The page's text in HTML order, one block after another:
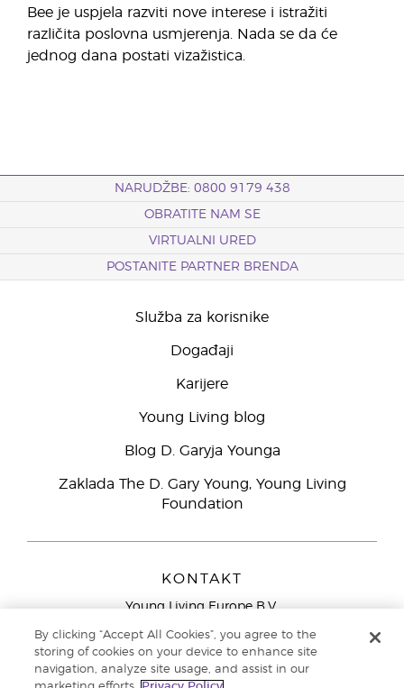
Bee je uspjela razviti nove interese i istražiti
različita poslovna usmjerenja. Nada se da će
jednog dana postati vizažistica.
NARUDŽBE: 0800 9179 438
OBRATITE NAM SE
VIRTUALNI URED
POSTANITE PARTNER BRENDA
Služba za korisnike
Događaji
Karijere
Young Living blog
Blog D. Garyja Younga
Zaklada The D. Gary Young, Young Living
Foundation
KONTAKT
Young Living Europe B.V.
9727 AJ Groningen
By clicking “Accept All Cookies”, you agree to the
storing of cookies on your device to enhance site
navigation, analyze site usage, and assist in our